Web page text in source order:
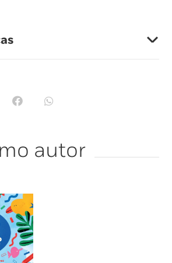
não é ter coisas novas, é
no nosso dia a dia.
autor